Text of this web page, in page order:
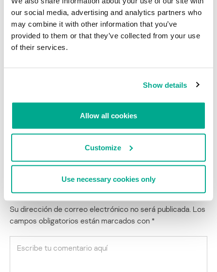
our social media, advertising and analytics partners who
may combine it with other information that you’ve
provided to them or that they’ve collected from your use
of their services.
Show details
Allow all cookies
Customize
Use necessary cookies only
Este troyano sigue el estilo clásico de los programas maliciosos
creados en Brasil.
Kaspersky Anti-Virus detecta estos programas maliciosos con el
INGENIERÍA SOCIAL
WhatsApp para PC: garantiza un troyano
Su dirección de correo electrónico no será publicada. Los
campos obligatorios están marcados con *